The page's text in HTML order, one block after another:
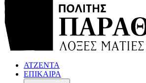
ΑΤΖΕΝΤΑ
ΕΠΙΚΑΙΡΑ